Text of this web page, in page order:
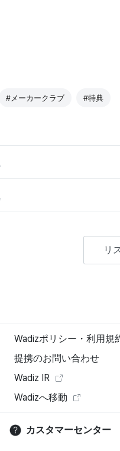
#メーカークラブ #特典
リ
Wadizポリシー・利用規
提携のお問い合わせ
Wadiz IR
Wadizへ移動
カスタマーセンター